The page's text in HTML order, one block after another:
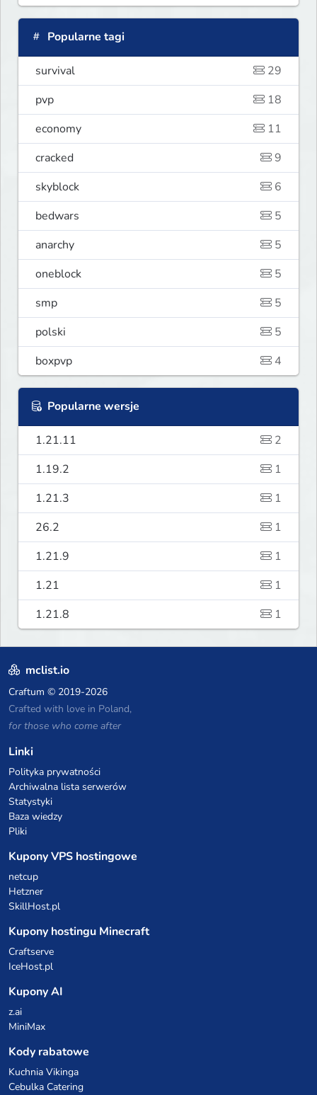
Popularne tagi
survival
29
pvp
18
economy
11
cracked
9
skyblock
6
bedwars
5
anarchy
5
oneblock
5
smp
5
polski
5
boxpvp
4
Popularne wersje
1.21.11
2
1.19.2
1
1.21.3
1
26.2
1
1.21.9
1
1.21
1
1.21.8
1
mclist.io
Craftum © 2019-2026
Crafted with love in Poland,
for those who come after
Linki
Polityka prywatności
Archiwalna lista serwerów
Statystyki
Baza wiedzy
Pliki
Kupony VPS hostingowe
netcup
Hetzner
SkillHost.pl
Kupony hostingu Minecraft
Craftserve
IceHost.pl
Kupony AI
z.ai
MiniMax
Kody rabatowe
Kuchnia Vikinga
Cebulka Catering